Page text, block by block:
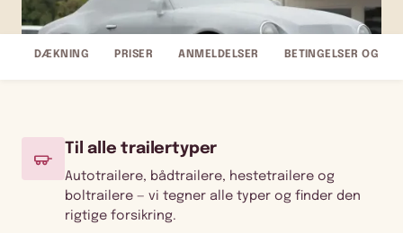
DÆKNING PRISER ANMELDELSER BETINGELSER OG
Til alle trailertyper
Autotrailere, bådtrailere, hestetrailere og
boltrailere — vi tegner alle typer og finder den
rigtige forsikring.